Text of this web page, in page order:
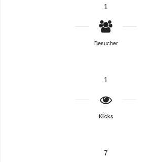
1
Besucher
1
Klicks
7